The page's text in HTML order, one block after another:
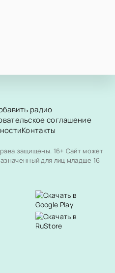
радио
соглашение
Контакты
защищены. 16+ Сайт может
для лиц младше 16